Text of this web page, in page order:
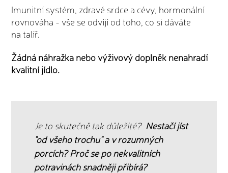
Imunitní systém, zdravé srdce a cévy, hormonální
rovnováha - vše se odvíjí od toho, co si dáváte
na talíř.
Žádná náhražka nebo výživový doplněk nenahradí
kvalitní jídlo.
Je to skutečně tak důležité? Nestačí jíst
"od všeho trochu" a v rozumných
porcích?Proč se po nekvalitních
potravinách snadněji přibírá?